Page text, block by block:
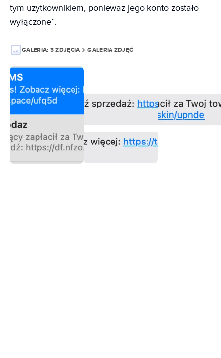
tym użytkownikiem, ponieważ jego konto zostało
wyłączone”.
GALERIA: 3 ZDJĘCIA GALERIA ZDJĘĆ